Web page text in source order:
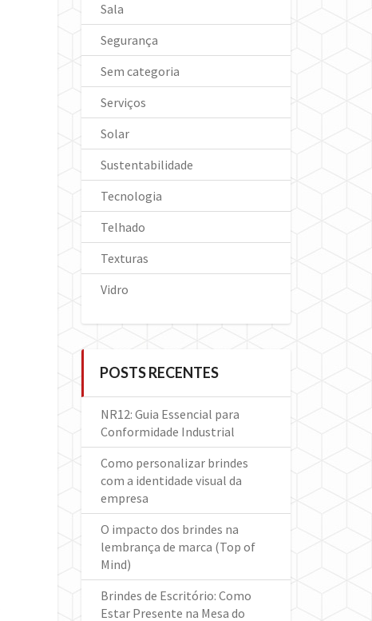
Sala
Segurança
Sem categoria
Serviços
Solar
Sustentabilidade
Tecnologia
Telhado
Texturas
Vidro
POSTS RECENTES
NR12: Guia Essencial para
Conformidade Industrial
Como personalizar brindes
com a identidade visual da
empresa
O impacto dos brindes na
lembrança de marca (Top of
Mind)
Brindes de Escritório: Como
Estar Presente na Mesa do